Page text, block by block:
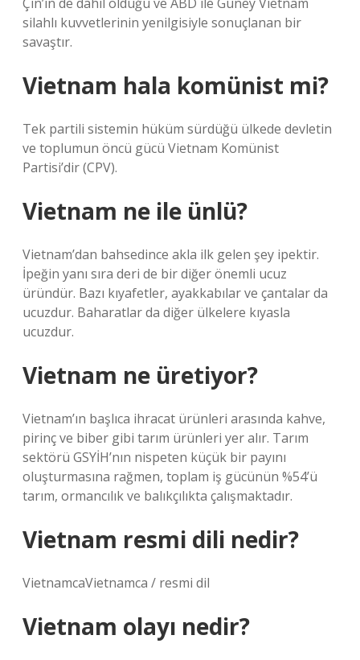
silahlı kuvvetlerinin yenilgisiyle sonuçlanan bir
savaştır.
Vietnam hala komünist mi?
Tek partili sistemin hüküm sürdüğü ülkede devletin
ve toplumun öncü gücü Vietnam Komünist
Partisi’dir (CPV).
Vietnam ne ile ünlü?
Vietnam’dan bahsedince akla ilk gelen şey ipektir.
İpeğin yanı sıra deri de bir diğer önemli ucuz
üründür. Bazı kıyafetler, ayakkabılar ve çantalar da
ucuzdur. Baharatlar da diğer ülkelere kıyasla
ucuzdur.
Vietnam ne üretiyor?
Vietnam’ın başlıca ihracat ürünleri arasında kahve,
pirinç ve biber gibi tarım ürünleri yer alır. Tarım
sektörü GSYİH’nın nispeten küçük bir payını
oluşturmasına rağmen, toplam iş gücünün %54’ü
tarım, ormancılık ve balıkçılıkta çalışmaktadır.
Vietnam resmi dili nedir?
VietnamcaVietnamca / resmi dil
Vietnam olayı nedir?